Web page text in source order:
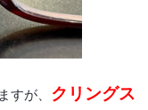
すが、 クリングス